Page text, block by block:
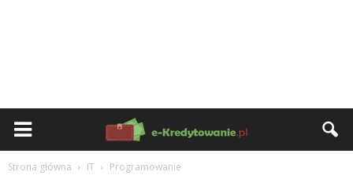
Strona główna IT Programowanie